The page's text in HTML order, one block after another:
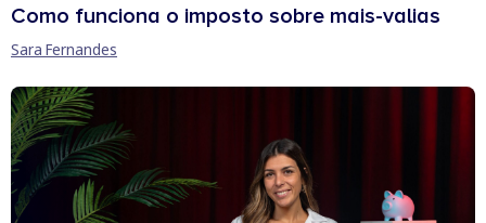
Como funciona o imposto sobre mais-valias
Sara Fernandes